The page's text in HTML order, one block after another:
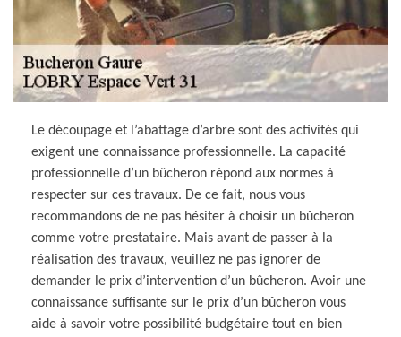
Le découpage et l’abattage d’arbre sont des activités qui
exigent une connaissance professionnelle. La capacité
professionnelle d’un bûcheron répond aux normes à
respecter sur ces travaux. De ce fait, nous vous
recommandons de ne pas hésiter à choisir un bûcheron
comme votre prestataire. Mais avant de passer à la
réalisation des travaux, veuillez ne pas ignorer de
demander le prix d’intervention d’un bûcheron. Avoir une
connaissance suffisante sur le prix d’un bûcheron vous
aide à savoir votre possibilité budgétaire tout en bien